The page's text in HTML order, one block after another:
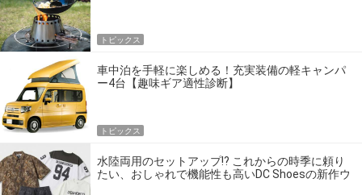
トピックス
車中泊を手軽に楽しめる！充実装備の軽キャンパ
ー4台【趣味ギア適性診断】
トピックス
水陸両用のセットアップ!? これからの時季に頼り
たい、おしゃれで機能性も高いDC Shoesの新作ウ